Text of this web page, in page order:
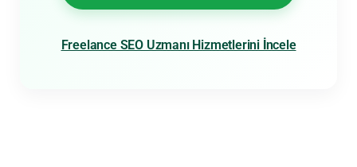
Freelance SEO Uzmanı Hizmetlerini İncele